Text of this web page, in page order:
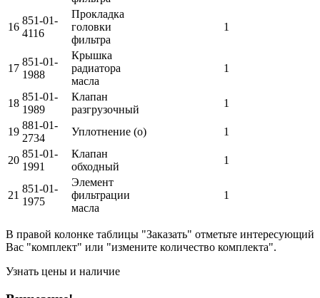
16
851-01-
4116
Прокладка
головки
фильтра
1
17
851-01-
1988
Крышка
радиатора
масла
1
18
851-01-
1989
Клапан
разгрузочный
1
19
881-01-
2734
Уплотнение (о) 1
20
851-01-
1991
Клапан
обходный
1
21
851-01-
1975
Элемент
фильтрации
масла
1
В правой колонке таблицы "Заказать" отметьте интересующий
Вас "комплект" или "измените количество комплекта".
Узнать цены и наличие